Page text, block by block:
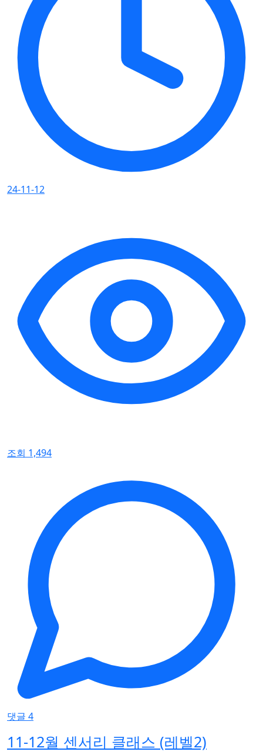
24-11-12
조회 1,494
댓글 4
11-12월 센서리 클래스 (레벨2)